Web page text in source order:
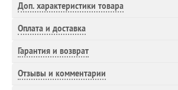
Доп. характеристики товара
Оплата и доставка
Гарантия и возврат
Отзывы и комментарии